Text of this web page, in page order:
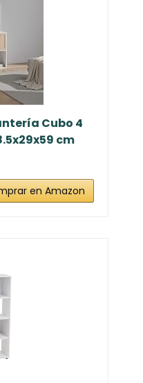
Cubo 4
cm
en Amazon